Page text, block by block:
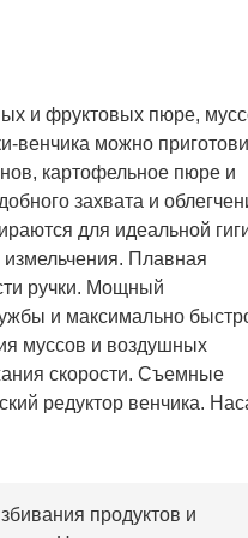
и фруктовых пюре,
венчика можно
картофельное пюре и
захвата и
для идеальной
Плавная
ручки. Мощный
и максимально
муссов и воздушных
скорости. Съемные
редуктор венчика.
продуктов и